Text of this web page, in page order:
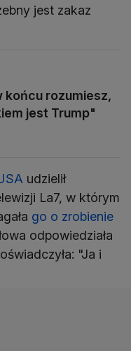
jest zakaz
końcu rozumiesz,
jest Trump"
udzielił
La7, w którym
go o zrobienie
odpowiedziała
"Ja i